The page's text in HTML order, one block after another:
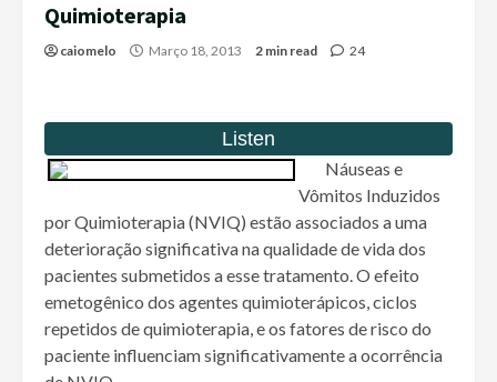
Quimioterapia
caiomelo Março 18, 2013 2 min read 24
Náuseas e
Vômitos Induzidos
por Quimioterapia (NVIQ) estão associados a uma
deterioração significativa na qualidade de vida dos
pacientes submetidos a esse tratamento. O efeito
emetogênico dos agentes quimioterápicos, ciclos
repetidos de quimioterapia, e os fatores de risco do
paciente influenciam significativamente a ocorrência